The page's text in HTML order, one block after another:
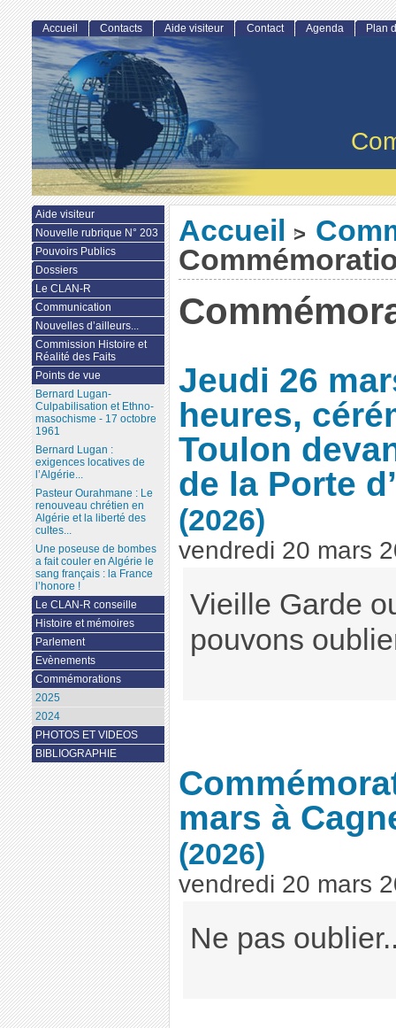
Accueil >
Jeudi 26
heures,
Toulon
de la Porte
(2026)
vendredi 20 mars
Vieille Garde
pouvons
mars à
(2026)
vendredi 20 mars
Ne pas
Accueil Contacts Aide visiteur Contact Agenda Plan
Aide visiteur
Nouvelle rubrique N° 203
Pouvoirs Publics
Dossiers
Le CLAN-R
Communication
Nouvelles d’ailleurs...
Commission Histoire et
Réalité des Faits
Points de vue
Bernard Lugan-
Culpabilisation et Ethno-
masochisme - 17 octobre
1961
Bernard Lugan :
exigences locatives de
l’Algérie...
Pasteur Ourahmane : Le
renouveau chrétien en
Algérie et la liberté des
cultes...
Une poseuse de bombes
a fait couler en Algérie le
sang français : la France
l’honore !
Le CLAN-R conseille
Histoire et mémoires
Parlement
Evènements
Commémorations
2025
2024
PHOTOS ET VIDEOS
BIBLIOGRAPHIE